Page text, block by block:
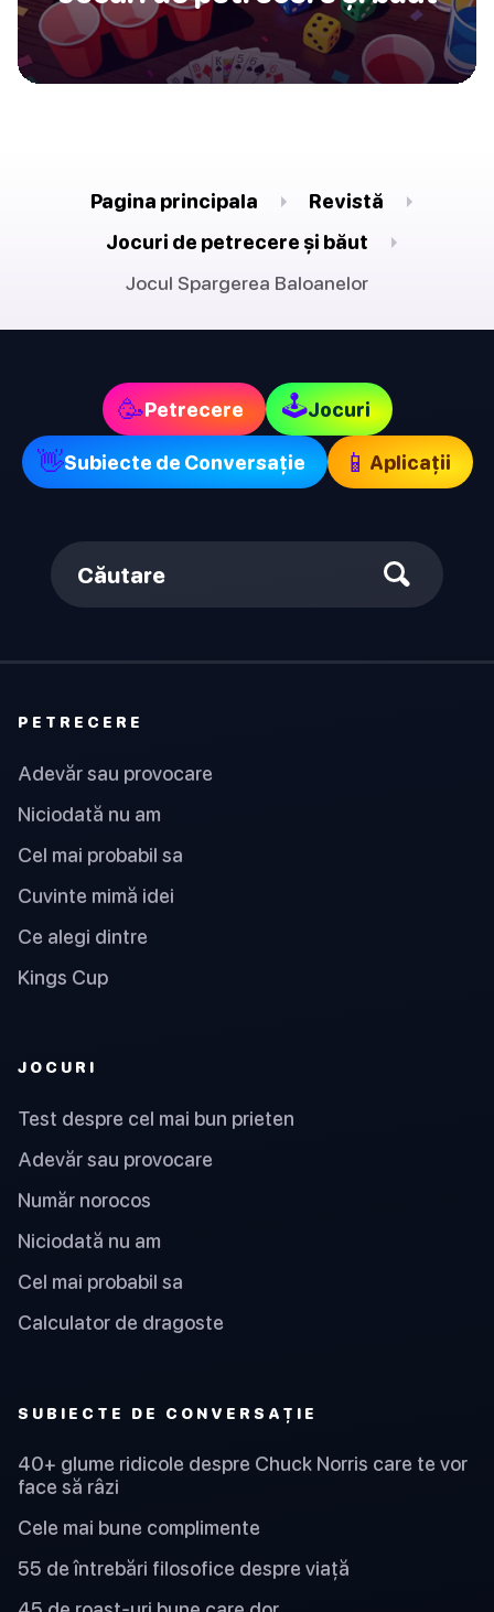
Pagina principala
Revistă
Jocuri de petrecere și băut
Jocul Spargerea Baloanelor
🥳Petrecere 🕹Jocuri
👋Subiecte de Conversație 📱 Aplicații
Căutare
PETRECERE
Adevăr sau provocare
Niciodată nu am
Cel mai probabil sa
Cuvinte mimă idei
Ce alegi dintre
Kings Cup
JOCURI
Test despre cel mai bun prieten
Adevăr sau provocare
Număr norocos
Niciodată nu am
Cel mai probabil sa
Calculator de dragoste
SUBIECTE DE CONVERSAȚIE
40+ glume ridicole despre Chuck Norris care te vor
face să râzi
Cele mai bune complimente
55 de întrebări filosofice despre viață